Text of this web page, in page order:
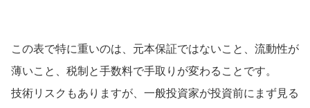
この表で特に重いのは、元本保証ではないこと、流動性が
薄いこと、税制と手数料で手取りが変わることです。
技術リスクもありますが、一般投資家が投資前にまず見る